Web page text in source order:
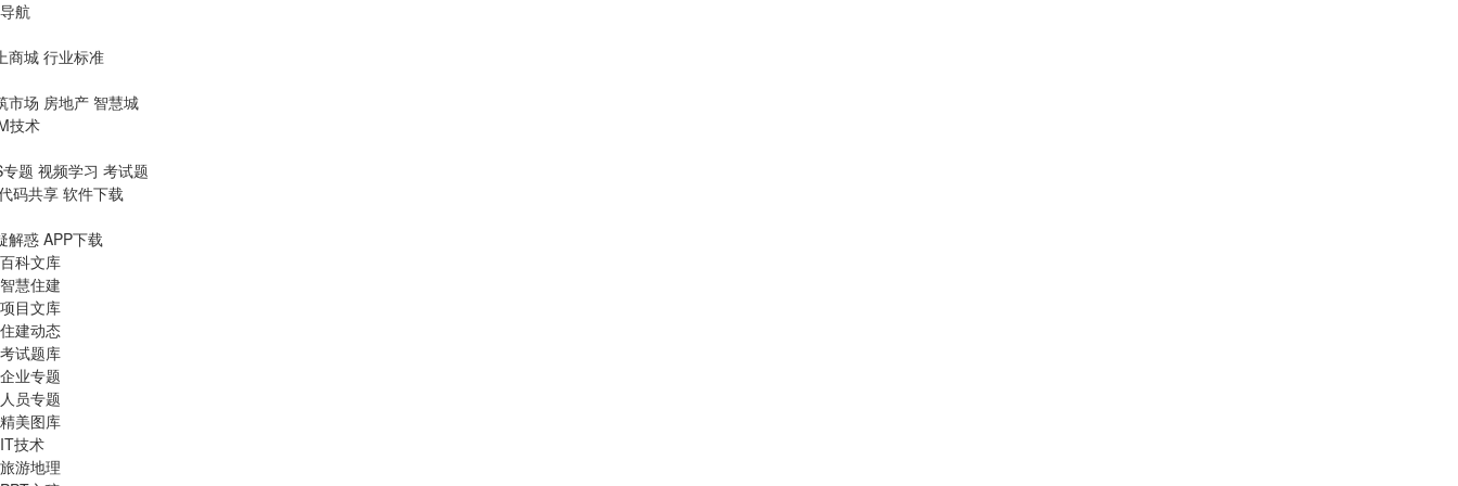
导航
商城 行业标准
市场 房地产 智慧城
技术
题 视频学习 考试题
码共享 软件下载
解惑 APP下载
百科文库
智慧住建
项目文库
住建动态
考试题库
企业专题
人员专题
精美图库
IT技术
旅游地理